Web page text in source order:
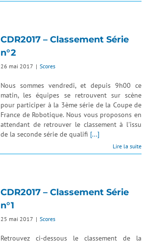
CDR2017 – Classement Série
n°2
26 mai 2017 | Scores
Nous sommes vendredi, et depuis 9h00 ce
matin, les équipes se retrouvent sur scène
pour participer à la 3ème série de la Coupe de
France de Robotique. Nous vous proposons en
attendant de retrouver le classement à l'issu
de la seconde série de qualifi [...]
Lire la suite
CDR2017 – Classement Série
n°1
25 mai 2017 | Scores
Retrouvez ci-dessous le classement de la